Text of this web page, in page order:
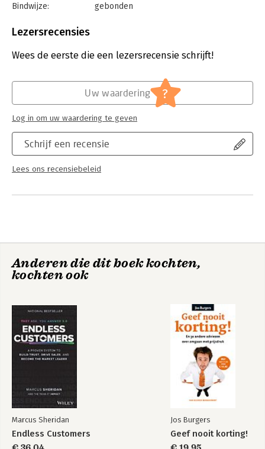
Bindwijze:
gebonden
Uitgever:
Lezersrecensies
Wees de eerste die een lezersrecensie schrijft!
Schrijf een recensie
Lees ons recensiebeleid
Uw waardering ?
Log in om uw waardering te geven
Anderen die dit boek kochten,
kochten ook
Marcus Sheridan
Endless Customers
Jos Burgers
Geef nooit korting!